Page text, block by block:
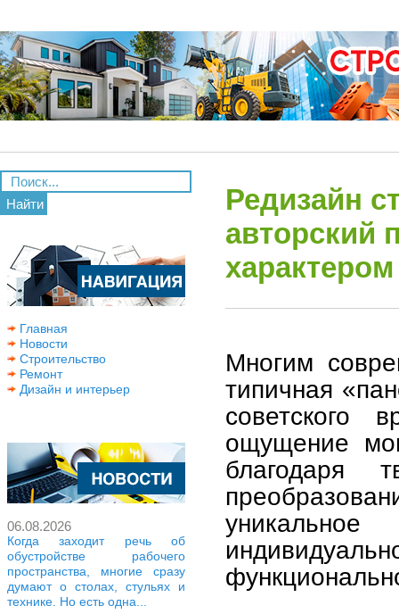
Найти
Главная
Новости
Строительство
Ремонт
Дизайн и интерьер
06.08.2026
Когда заходит речь об
обустройстве рабочего
пространства, многие сразу
думают о столах, стульях и
технике. Но есть одна...
Редизайн
авторский
характером
Многим
типичная
советского
ощущение
благодаря